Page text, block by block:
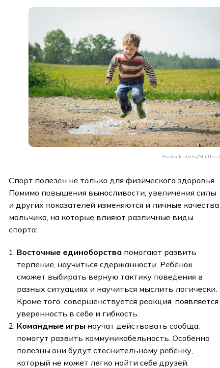
Prostock-studio/
Спорт полезен не только для физического здоровья.
Помимо повышения выносливости, увеличения силы
и других показателей изменяются и личные качества
мальчика, на которые влияют различные виды
спорта:
Восточные единоборства помогают развить
терпение, научиться сдержанности. Ребёнок
сможет выбирать верную тактику поведения в
разных ситуациях и научиться мыслить логически.
Кроме того, совершенствуется реакция, появляется
уверенность в себе и гибкость.
Командные игры научат действовать сообща,
помогут развить коммуникабельность. Особенно
полезны они будут стеснительному ребёнку,
который не может легко найти себе друзей.